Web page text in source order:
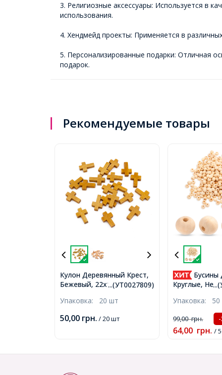
3. Религиозные аксессуары: Используется в
использования.
4. Хендмейд проекты: Применяется в
5. Персонализированные подарки: Отличная
подарок.
Рекомендуемые товары
...(УТ0027809)
Кулон Деревянный Крест,
Бежевый, 22х14х4мм,
(УТ0027809)
Упаковка: 20 шт
50,00 грн. / 20 шт
Бусины
Круглые,
280шт/50г,
Упаковка: 50
99,00грн.
64,00 грн. /